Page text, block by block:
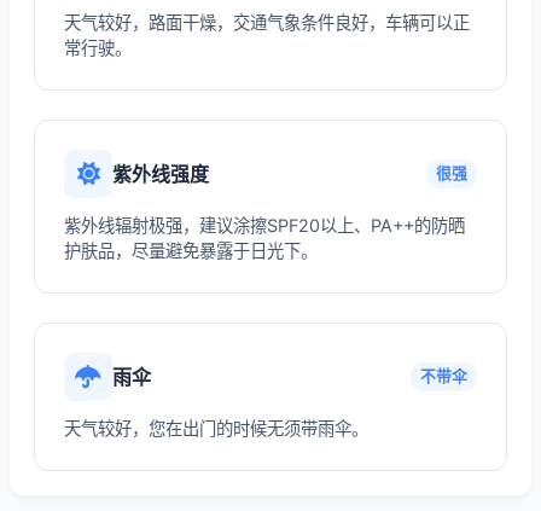
天气较好，路面干燥，交通气象条件良好，车辆可以正
常行驶。
紫外线强度 很强
紫外线辐射极强，建议涂擦SPF20以上、PA++的防晒
护肤品，尽量避免暴露于日光下。
雨伞 不带伞
天气较好，您在出门的时候无须带雨伞。